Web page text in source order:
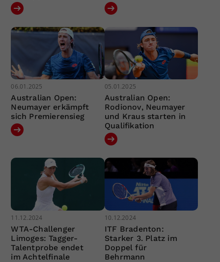
06.01.2025
Australian Open:
Neumayer erkämpft
sich Premierensieg
05.01.2025
Australian Open:
Rodionov, Neumayer
und Kraus starten in
Qualifikation
11.12.2024
WTA-Challenger
Limoges: Tagger-
Talentprobe endet
im Achtelfinale
10.12.2024
ITF Bradenton:
Starker 3. Platz im
Doppel für
Behrmann